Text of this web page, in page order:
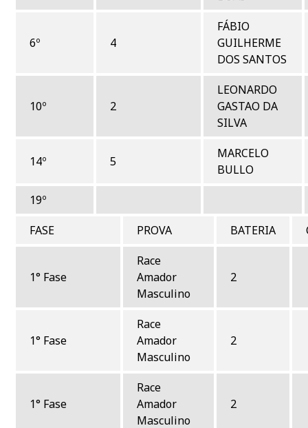
6º 4
FÁBIO
GUILHERME
DOS SANTOS
10º 2
LEONARDO
GASTAO DA
SILVA
14º 5
MARCELO
BULLO
19º
FASE
PROVA BATERIA
1° Fase
Race
Amador
Masculino
2
1° Fase
Race
Amador
Masculino
2
1° Fase
Race
Amador
Masculino
2